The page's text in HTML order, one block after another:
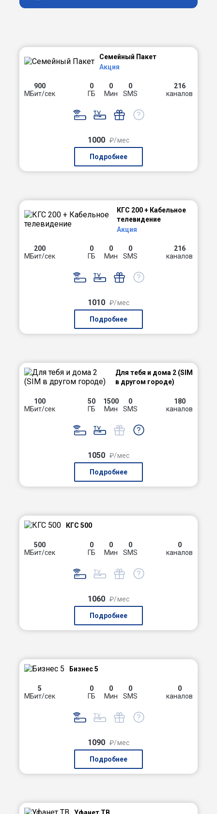
Семейный Пакет
Акция
900
МБит/сек
0
ГБ
0
Мин
0
SMS
216
каналов
1000 ₽/мес
Подробнее
КГС 200 + Кабельное
телевидение
Акция
200
МБит/сек
0
ГБ
0
Мин
0
SMS
216
каналов
1010 ₽/мес
Подробнее
Для тебя и дома 2 (SIM
в другом городе)
100
МБит/сек
50
ГБ
1500
Мин
0
SMS
180
каналов
1050 ₽/мес
Подробнее
КГС 500
500
МБит/сек
0
ГБ
0
Мин
0
SMS
0
каналов
1060 ₽/мес
Подробнее
Бизнес 5
5
МБит/сек
0
ГБ
0
Мин
0
SMS
0
каналов
1090 ₽/мес
Подробнее